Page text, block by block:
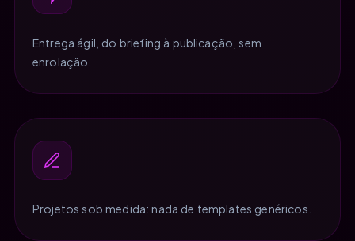
Entrega ágil, do briefing à publicação, sem
enrolação.
Projetos sob medida: nada de templates genéricos.